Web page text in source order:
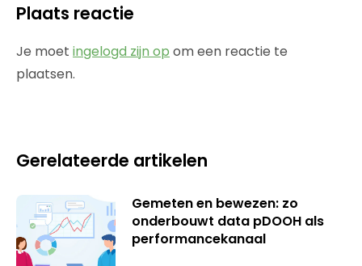
Plaats reactie
Je moet ingelogd zijn op om een reactie te
plaatsen.
Gerelateerde artikelen
Gemeten en bewezen: zo
onderbouwt data pDOOH als
performancekanaal